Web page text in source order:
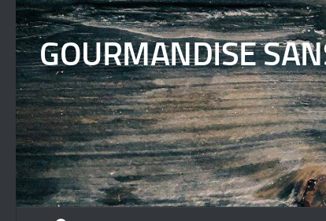
Skip to content
GOURMANDISE